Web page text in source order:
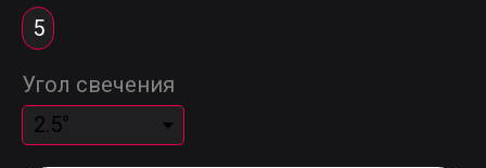
5
Угол свечения